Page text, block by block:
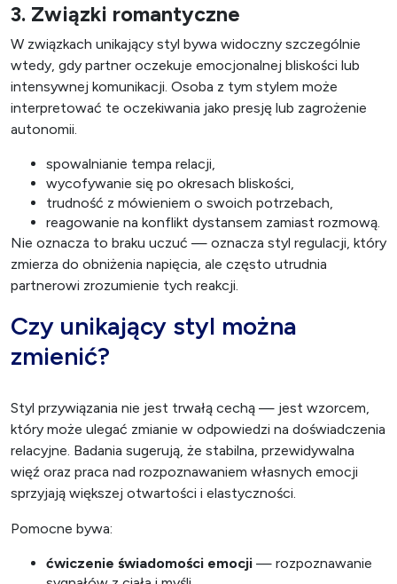
3. Związki romantyczne
W związkach unikający styl bywa widoczny szczególnie
wtedy, gdy partner oczekuje emocjonalnej bliskości lub
intensywnej komunikacji. Osoba z tym stylem może
interpretować te oczekiwania jako presję lub zagrożenie
autonomii.
spowalnianie tempa relacji,
wycofywanie się po okresach bliskości,
trudność z mówieniem o swoich potrzebach,
reagowanie na konflikt dystansem zamiast rozmową.
Nie oznacza to braku uczuć — oznacza styl regulacji, który
zmierza do obniżenia napięcia, ale często utrudnia
partnerowi zrozumienie tych reakcji.
Czy unikający styl można
zmienić?
Styl przywiązania nie jest trwałą cechą — jest wzorcem,
który może ulegać zmianie w odpowiedzi na doświadczenia
relacyjne. Badania sugerują, że stabilna, przewidywalna
więź oraz praca nad rozpoznawaniem własnych emocji
sprzyjają większej otwartości i elastyczności.
Pomocne bywa:
ćwiczenie świadomości emocji — rozpoznawanie